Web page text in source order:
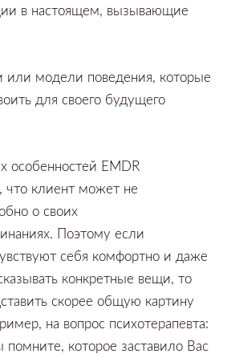
в настоящем, вызывающие
или модели поведения, которые
для своего будущего
особенностей EMDR
что клиент может не
о своих
Поэтому если
себя комфортно и даже
конкретные вещи, то
скорее общую картину
на вопрос психотерапевта:
помните, которое заставило Вас